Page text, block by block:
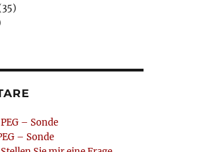
PEG – Sonde
– Sonde